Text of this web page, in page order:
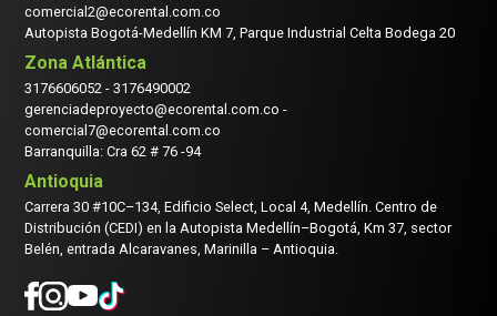
comercial2@ecorental.com.co
Autopista Bogotá-Medellín KM 7, Parque Industrial Celta Bodega 20
Zona Atlántica
3176606052 -3176490002
gerenciadeproyecto@ecorental.com.co -
comercial7@ecorental.com.co
Barranquilla: Cra 62 # 76 -94
Antioquia
Carrera 30 #10C–134, Edificio Select, Local 4, Medellín. Centro de
Distribución (CEDI) en la Autopista Medellín–Bogotá, Km 37, sector
Belén, entrada Alcaravanes, Marinilla – Antioquia.